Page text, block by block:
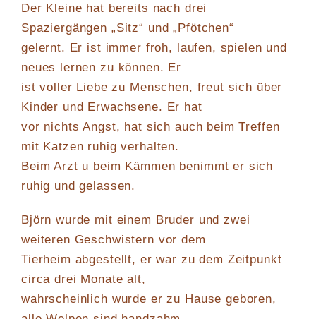
Der Kleine hat bereits nach drei
Spaziergängen „Sitz“ und „Pfötchen“
gelernt. Er ist immer froh, laufen, spielen und
neues lernen zu können. Er
ist voller Liebe zu Menschen, freut sich über
Kinder und Erwachsene. Er hat
vor nichts Angst, hat sich auch beim Treffen
mit Katzen ruhig verhalten.
Beim Arzt u beim Kämmen benimmt er sich
ruhig und gelassen.
Björn wurde mit einem Bruder und zwei
weiteren Geschwistern vor dem
Tierheim abgestellt, er war zu dem Zeitpunkt
circa drei Monate alt,
wahrscheinlich wurde er zu Hause geboren,